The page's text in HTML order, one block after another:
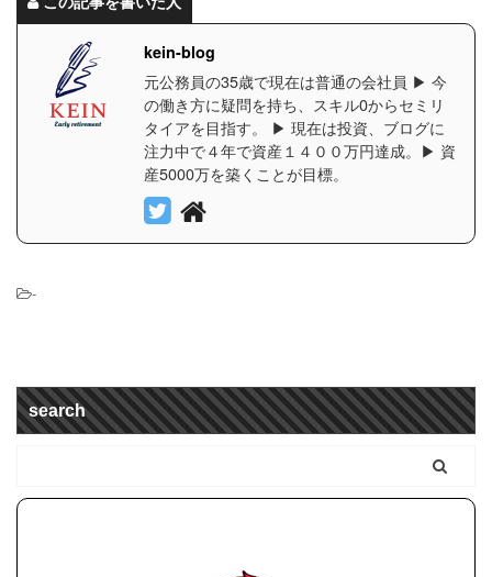
kein-blog
元公務員の35歳で現在は普通の会社員 ▶︎ 今
の働き方に疑問を持ち、スキル0からセミリ
タイアを目指す。 ▶︎ 現在は投資、ブログに
注力中で４年で資産１４００万円達成。▶︎ 資
産5000万を築くことが目標。
-
search